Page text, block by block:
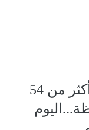
محافظ الوادي الجديد: توريد أكثر من 54